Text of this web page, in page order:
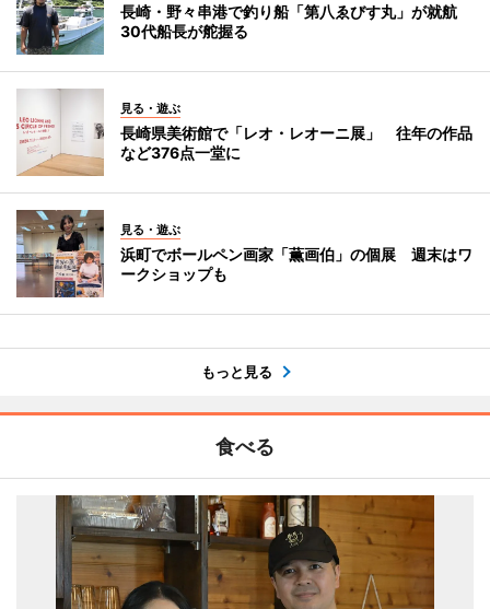
長崎・野々串港で釣り船「第八ゑびす丸」が就航
30代船長が舵握る
見る・遊ぶ
長崎県美術館で「レオ・レオーニ展」 往年の作品
など376点一堂に
見る・遊ぶ
浜町でボールペン画家「薫画伯」の個展 週末はワ
ークショップも
もっと見る
食べる